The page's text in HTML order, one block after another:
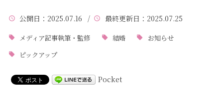
公開日 ：2025.07.16 / 最終更新日 ：2025.07.25
メディア記事執筆・監修 結婚
お知らせ
ピックアップ
Pocket